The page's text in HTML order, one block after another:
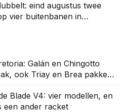
eind augustus twee
vier buitenbanen in
Galán en Chingotto
ook Triay en Brea pakken
Blade V4: vier modellen, en
een ander racket